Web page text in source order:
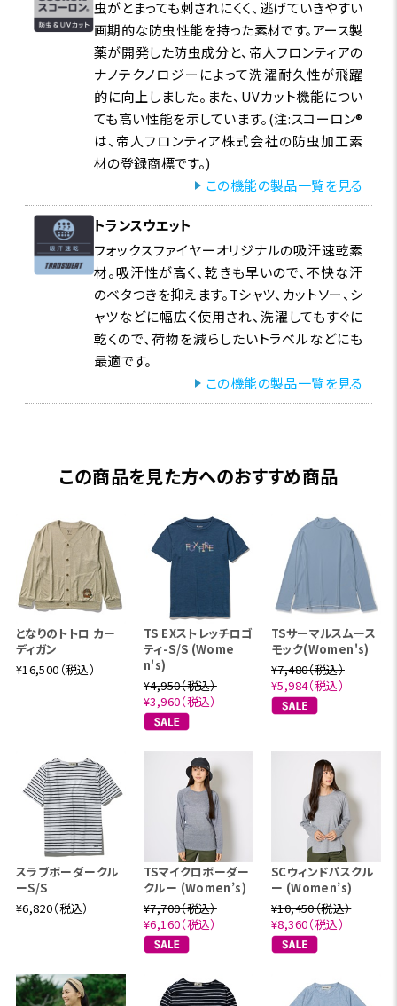
虫がとまっても刺されにくく、逃げていきやすい
画期的な防虫性能を持った素材です。アース製
薬が開発した防虫成分と、帝人フロンティアの
ナノテクノロジーによって洗濯耐久性が飛躍
的に向上しました。また、UVカット機能につい
ても高い性能を示しています。(注:スコーロン®
は、帝人フロンティア株式会社の防虫加工素
材の登録商標です。)
この機能の製品一覧を見る
トランスウエット
フォックスファイヤーオリジナルの吸汗速乾素
材。吸汗性が高く、乾きも早いので、不快な汗
のベタつきを抑えます。Tシャツ、カットソー、シ
ャツなどに幅広く使用され、洗濯してもすぐに
乾くので、荷物を減らしたいトラベルなどにも
最適です。
この機能の製品一覧を見る
この商品を見た方へのおすすめ商品
となりのトトロ カー
ディガン
¥16,500（税込）
TS EXストレッチロゴ
ティ-S/S (Wome
n's)
¥4,950（税込）
¥3,960（税込）
TSサーマルスムース
モック(Women's)
¥7,480（税込）
¥5,984（税込）
スラブボーダークル
ーS/S
¥6,820（税込）
TSマイクロボーダー
クルー (Women’s)
¥7,700（税込）
¥6,160（税込）
SCウィンドパスクル
ー (Women’s)
¥10,450（税込）
¥8,360（税込）